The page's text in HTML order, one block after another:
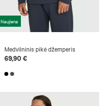
Naujiena
Medvilninis pikė džemperis
69,90 €